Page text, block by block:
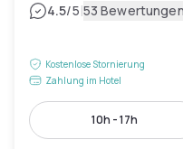
4.5/5|53 Bewertungen
Kostenlose Stornierung
Zahlung im Hotel
10h - 17h